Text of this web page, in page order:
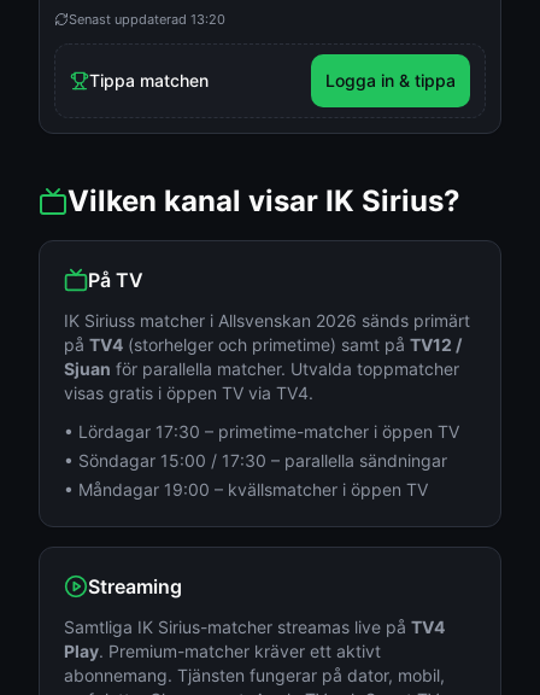
Senast uppdaterad 13:20
Tippa matchen Logga in & tippa
Vilken kanal visar IK Sirius?
På TV
IK Siriuss matcher i Allsvenskan 2026 sänds primärt
på TV4 (storhelger och primetime) samt på TV12 /
Sjuan för parallella matcher. Utvalda toppmatcher
visas gratis i öppen TV via TV4.
• Lördagar 17:30 – primetime-matcher i öppen TV
• Söndagar 15:00 / 17:30 – parallella sändningar
• Måndagar 19:00 – kvällsmatcher i öppen TV
Streaming
Samtliga IK Sirius-matcher streamas live på TV4
Play. Premium-matcher kräver ett aktivt
abonnemang. Tjänsten fungerar på dator, mobil,